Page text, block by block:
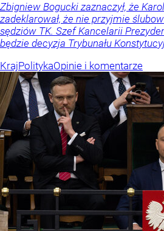
Zbigniew Bogucki zaznaczył, że
zadeklarował, że nie przyjmie
sędziów TK. Szef Kancelarii
będzie decyzja Trybunału
KrajPolitykaOpinie i komentarze